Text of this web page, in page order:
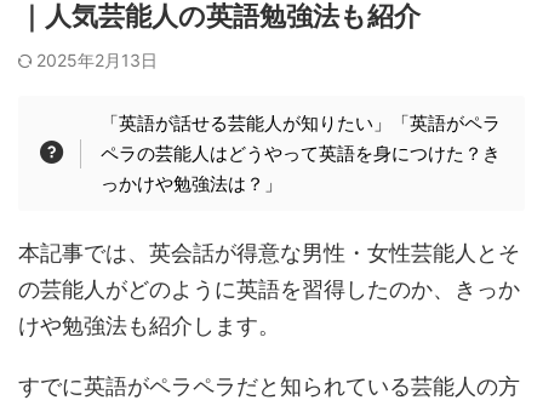
｜人気芸能人の英語勉強法も紹介
2025年2月13日
「英語が話せる芸能人が知りたい」「英語がペラ
ペラの芸能人はどうやって英語を身につけた？き
っかけや勉強法は？」
本記事では、英会話が得意な男性・女性芸能人とそ
の芸能人がどのように英語を習得したのか、きっか
けや勉強法も紹介します。
すでに英語がペラペラだと知られている芸能人の方